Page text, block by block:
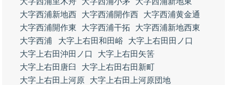
大字西浦新地西
大字西浦開作西
大字西浦黄金通
大字西浦開作東
大字西浦干拓
大字西浦新地西東
大字西浦
大字上右田和田峪
大字上右田田ノ口
大字上右田沖田ノ口
大字上右田矢筈
大字上右田唐臼
大字上右田右田新町
大字上右田上河原
大字上右田上河原団地